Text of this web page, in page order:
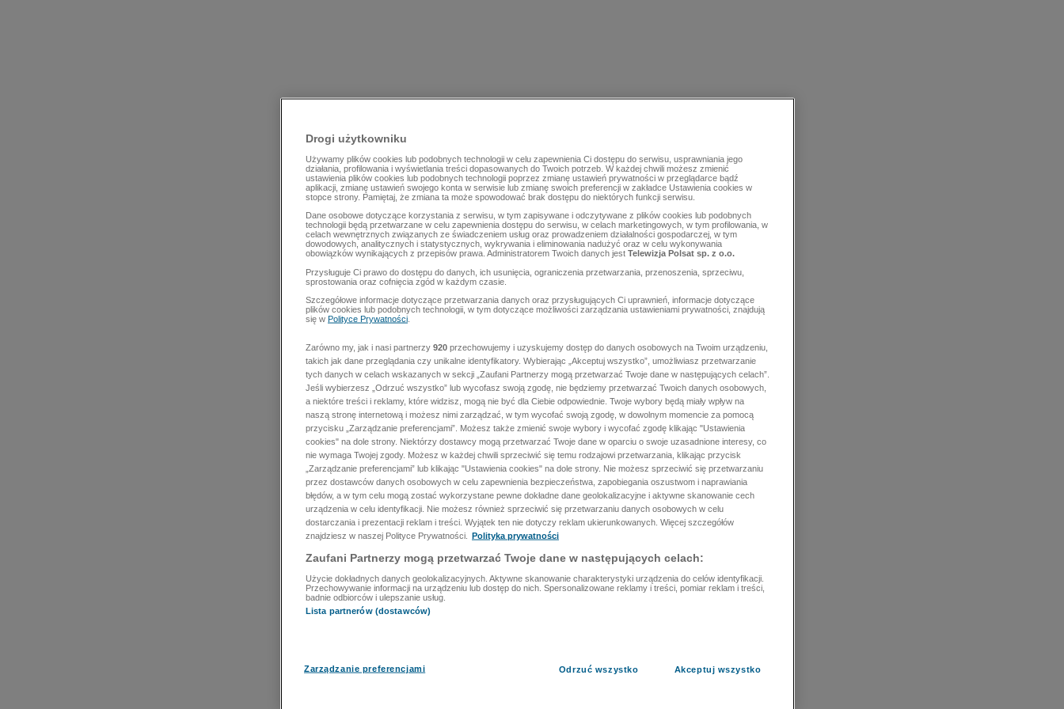
Drogi użytkowniku
Używamy plików cookies lub podobnych technologii w celu zapewnienia Ci dostępu do serwisu, usprawniania jego
działania, profilowania i wyświetlania treści dopasowanych do Twoich potrzeb. W każdej chwili możesz zmienić
ustawienia plików cookies lub podobnych technologii poprzez zmianę ustawień prywatności w przeglądarce bądź
aplikacji, zmianę ustawień swojego konta w serwisie lub zmianę swoich preferencji w zakładce Ustawienia cookies w
stopce strony. Pamiętaj, że zmiana ta może spowodować brak dostępu do niektórych funkcji serwisu.
Dane osobowe dotyczące korzystania z serwisu, w tym zapisywane i odczytywane z plików cookies lub podobnych
technologii będą przetwarzane w celu zapewnienia dostępu do serwisu, w celach marketingowych, w tym profilowania, w
celach wewnętrznych związanych ze świadczeniem usług oraz prowadzeniem działalności gospodarczej, w tym
dowodowych, analitycznych i statystycznych, wykrywania i eliminowania nadużyć oraz w celu wykonywania
obowiązków wynikających z przepisów prawa. Administratorem Twoich danych jest Telewizja Polsat sp. z o.o.
Przysługuje Ci prawo do dostępu do danych, ich usunięcia, ograniczenia przetwarzania, przenoszenia, sprzeciwu,
sprostowania oraz cofnięcia zgód w każdym czasie.
Szczegółowe informacje dotyczące przetwarzania danych oraz przysługujących Ci uprawnień, informacje dotyczące
plików cookies lub podobnych technologii, w tym dotyczące możliwości zarządzania ustawieniami prywatności, znajdują
się w Polityce Prywatności
Zarówno my, jak i nasi partnerzy 920 przechowujemy i uzyskujemy dostęp do danych osobowych na Twoim urządzeniu,
takich jak dane przeglądania czy unikalne identyfikatory. Wybierając „Akceptuj wszystko”, umożliwiasz przetwarzanie
tych danych w celach wskazanych w sekcji „Zaufani Partnerzy mogą przetwarzać Twoje dane w następujących celach”.
Jeśli wybierzesz „Odrzuć wszystko” lub wycofasz swoją zgodę, nie będziemy przetwarzać Twoich danych osobowych,
a niektóre treści i reklamy, które widzisz, mogą nie być dla Ciebie odpowiednie. Twoje wybory będą miały wpływ na
naszą stronę internetową i możesz nimi zarządzać, w tym wycofać swoją zgodę, w dowolnym momencie za pomocą
przycisku „Zarządzanie preferencjami”. Możesz także zmienić swoje wybory i wycofać zgodę klikając "Ustawienia
cookies" na dole strony. Niektórzy dostawcy mogą przetwarzać Twoje dane w oparciu o swoje uzasadnione interesy, co
nie wymaga Twojej zgody. Możesz w każdej chwili sprzeciwić się temu rodzajowi przetwarzania, klikając przycisk
„Zarządzanie preferencjami” lub klikając "Ustawienia cookies" na dole strony. Nie możesz sprzeciwić się przetwarzaniu
przez dostawców danych osobowych w celu zapewnienia bezpieczeństwa, zapobiegania oszustwom i naprawiania
błędów, a w tym celu mogą zostać wykorzystane pewne dokładne dane geolokalizacyjne i aktywne skanowanie cech
urządzenia w celu identyfikacji. Nie możesz również sprzeciwić się przetwarzaniu danych osobowych w celu
dostarczania i prezentacji reklam i treści. Wyjątek ten nie dotyczy reklam ukierunkowanych. Więcej szczegółów
znajdziesz w naszej Polityce Prywatności.
Polityka prywatności
Zaufani Partnerzy mogą przetwarzać Twoje dane w następujących celach:
Użycie dokładnych danych geolokalizacyjnych. Aktywne skanowanie charakterystyki urządzenia do celów identyfikacji.
Przechowywanie informacji na urządzeniu lub dostęp do nich. Spersonalizowane reklamy i treści, pomiar reklam i treści,
badnie odbiorców i ulepszanie usług.
Lista partnerów (dostawców)
Zarządzanie preferencjami Odrzuć wszystko Akceptuj wszystko